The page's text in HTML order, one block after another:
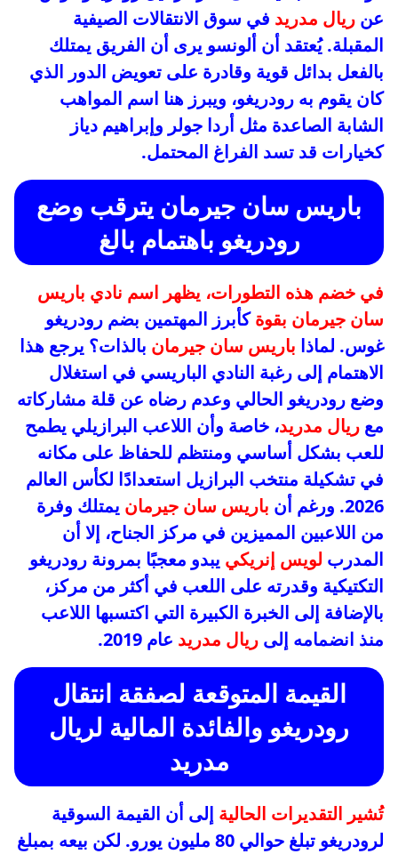
عن ريال مدريد في سوق الانتقالات الصيفية
المقبلة. يُعتقد أن ألونسو يرى أن الفريق يمتلك
بالفعل بدائل قوية وقادرة على تعويض الدور الذي
كان يقوم به رودريغو، ويبرز هنا اسم المواهب
الشابة الصاعدة مثل أردا جولر وإبراهيم دياز
كخيارات قد تسد الفراغ المحتمل.
باريس سان جيرمان يترقب وضع
رودريغو باهتمام بالغ
في خضم هذه التطورات، يظهر اسم نادي باريس
سان جيرمان بقوةكأبرز المهتمين بضم رودريغو
غوس. لماذا باريس سان جيرمان بالذات؟ يرجع هذا
الاهتمام إلى رغبة النادي الباريسي في استغلال
وضع رودريغو الحالي وعدم رضاه عن قلة مشاركاته
مع ريال مدريد، خاصة وأن اللاعب البرازيلي يطمح
للعب بشكل أساسي ومنتظم للحفاظ على مكانه
في تشكيلة منتخب البرازيل استعدادًا لكأس العالم
2026. ورغم أن
باريس سان جيرمان يمتلك وفرة
من اللاعبين المميزين في مركز الجناح، إلا أن
المدرب لويس إنريكي يبدو معجبًا بمرونة رودريغو
التكتيكية وقدرته على اللعب في أكثر من مركز،
بالإضافة إلى الخبرة الكبيرة التي اكتسبها اللاعب
منذ انضمامه إلى ريال مدريد عام 2019.
القيمة المتوقعة لصفقة انتقال
رودريغو والفائدة المالية لريال
مدريد
تُشير التقديرات الحالية إلى أن القيمة السوقية
لرودريغو تبلغ حوالي 80 مليون يورو. لكن بيعه بمبلغ